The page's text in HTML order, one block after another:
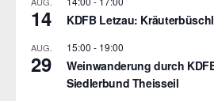
14 KDFB Letzau:
AUG.
29
15:00 - 19:00
Weinwanderung durch
Siedlerbund Theisseil